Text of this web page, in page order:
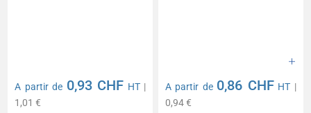
A partir de 0,93 CHF HT|
1,01 €
A partir de 0,86 CHF HT |
0,94 €